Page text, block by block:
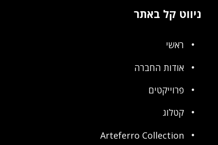
ניווט קל באתר
ראשי
אודות החברה
פרוייקטים
קטלוג
Arteferro Collection